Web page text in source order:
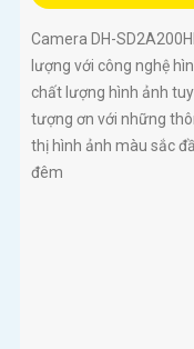
Camera DH-
lượng với công nghệ
chất lượng hình ảnh
tượng ơn với những
thị hình ảnh màu sắc
đêm